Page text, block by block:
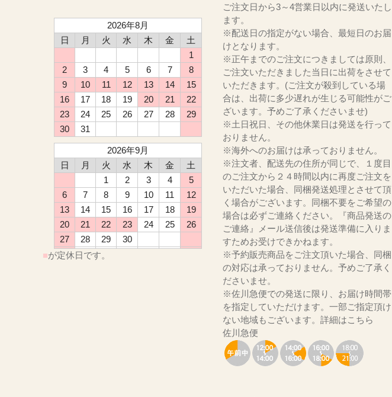
2026年8月
日
月 火 水 木 金
土
1
2
3 4 5 6 7
8
9
10 11 12 13 14
15
16
17 18 19 20 21
22
23
24 25 26 27 28
29
30
31
2026年9月
日
月 火 水 木 金
土
1
2 3 4
5
6
7 8 9 10 11
12
13
14 15 16 17 18
19
20
21 22 23 24 25
26
27
28 29
30
■が定休日です。
ご注文日から3～4営業日以内に発送いたし
ます。
※配送日の指定がない場合、最短日のお届
けとなります。
※正午までのご注文につきましては原則、
ご注文いただきました当日に出荷をさせて
いただきます。(ご注文が殺到している場
合は、出荷に多少遅れが生じる可能性がご
ざいます。予めご了承くださいませ)
※土日祝日、その他休業日は発送を行って
おりません。
※海外へのお届けは承っておりません。
※注文者、配送先の住所が同じで、１度目
のご注文から２４時間以内に再度ご注文を
いただいた場合、同梱発送処理とさせて頂
く場合がございます。同梱不要をご希望の
場合は必ずご連絡ください。『商品発送の
ご連絡』メール送信後は発送準備に入りま
すためお受けできかねます。
※予約販売商品をご注文頂いた場合、同梱
の対応は承っておりません。予めご了承く
ださいませ。
※佐川急便での発送に限り、お届け時間帯
を指定していただけます。一部ご指定頂け
ない地域もございます。 詳細はこちら
佐川急便